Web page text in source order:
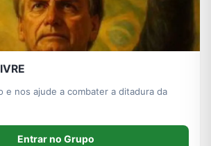
e nos ajude a combater a ditadura da
Entrar no Grupo